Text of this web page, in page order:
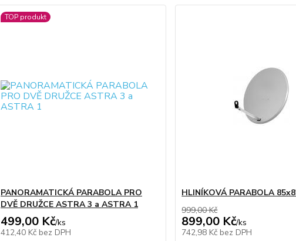
TOP produkt
PANORAMATICKÁ PARABOLA PRO
DVĚ DRUŽCE ASTRA 3 a ASTRA 1
499,00 Kč/ks
412,40 Kč bez DPH
HLINÍKOVÁ PARABOLA
999,00 Kč
899,00 Kč/ks
742,98 Kč bez DPH